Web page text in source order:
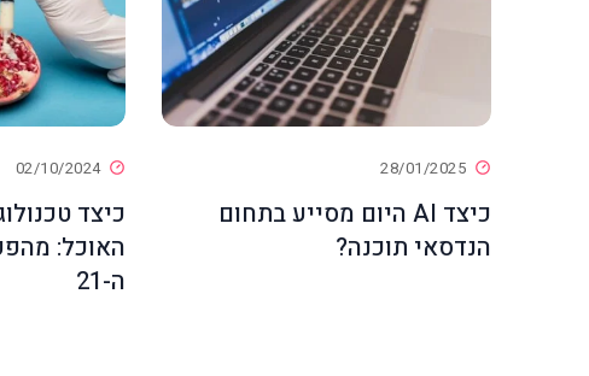
28/01/2025
כיצד AI היום מסייע בתחום
הנדסאי תוכנה?
02/10/2024
כיצד
האוכל:
ה-21